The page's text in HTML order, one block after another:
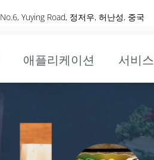
No.6, Yuying Road, 정저우, 허난성, 중국
애플리케이션 서비스